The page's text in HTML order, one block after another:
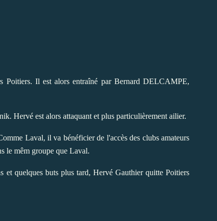
Poitiers. Il est alors entraîné par Bernard DELCAMPE,
Hervé est alors attaquant et plus particulièrement ailier.
Laval, il va bénéficier de l'accès des clubs amateurs
le mêm groupe que Laval.
et quelques buts plus tard, Hervé Gauthier quitte Poitiers